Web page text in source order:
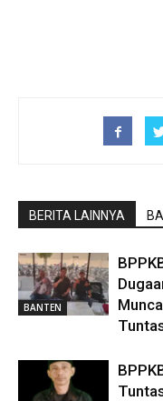
BERITA LAINNYA
BANTEN